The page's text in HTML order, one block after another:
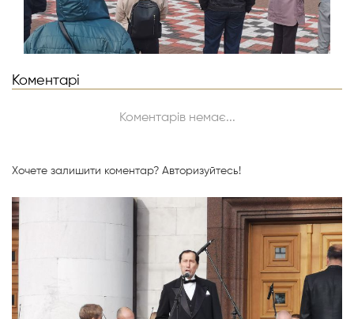
Коментарі
Коментарів немає...
Хочете залишити коментар? Авторизуйтесь!